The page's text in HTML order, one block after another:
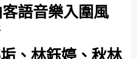
語音樂入圍風
、林鈺婷、秋林